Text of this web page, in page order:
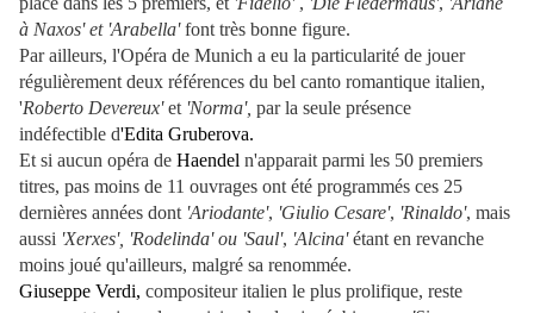
à Naxos' et 'Arabella'font très bonne figure.
Par ailleurs, l'Opéra de Munich a eu la particularité de jouer
régulièrement deux références du bel canto romantique italien,
'Roberto Devereux'et 'Norma', par la seule présence
indéfectible d'Edita Gruberova.
Et si aucun opéra de Haendel n'apparait parmi les 50 premiers
titres, pas moins de 11 ouvrages ont été programmés ces 25
dernières années dont 'Ariodante', 'Giulio Cesare', 'Rinaldo', mais
aussi 'Xerxes', 'Rodelinda' ou 'Saul', 'Alcina'étant en revanche
moins joué qu'ailleurs, malgré sa renommée.
Giuseppe Verdi, compositeur italien le plus prolifique, reste